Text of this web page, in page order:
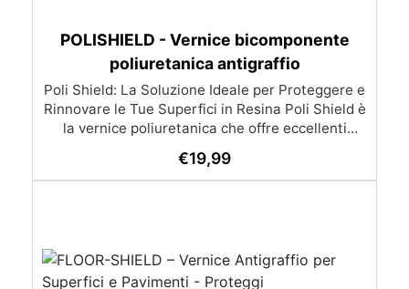
POLISHIELD - Vernice bicomponente
poliuretanica antigraffio
Poli Shield: La Soluzione Ideale per Proteggere e
Rinnovare le Tue Superfici in Resina Poli Shield è
la vernice poliuretanica che offre eccellenti
per le tue creazioni in resina. Grazie alla sua
formula innovativa, garantisce risultati superiori
combinazione ideale di stabilità e resistenza ai
graffi, calpestio e usura. Facile Applicazione: Si
€19,99